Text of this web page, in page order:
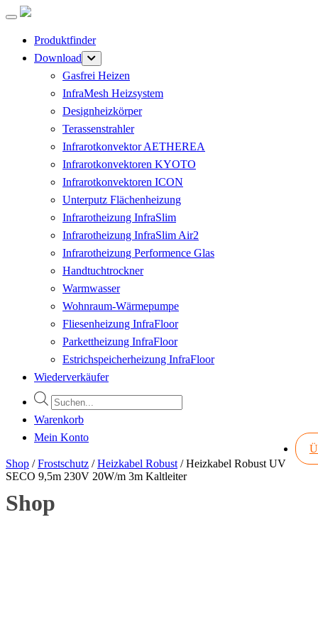
Produktfinder
Download
Gasfrei Heizen
InfraMesh Heizsystem
Designheizkörper
Terassenstrahler
Infrarotkonvektor AETHEREA
Infrarotkonvektoren KYOTO
Infrarotkonvektoren ICON
Unterputz Flächenheizung
Infrarotheizung InfraSlim
Infrarotheizung InfraSlim Air2
Infrarotheizung Performence Glas
Handtuchtrockner
Warmwasser
Wohnraum-Wärmepumpe
Fliesenheizung InfraFloor
Parkettheizung InfraFloor
Estrichspeicherheizung InfraFloor
Wiederverkäufer
Products
search
Warenkorb
Mein Konto
Shop /Frostschutz /Heizkabel Robust /Heizkabel Robust UV
SECO 9,5m 230V 20W/m 3m Kaltleiter
Shop